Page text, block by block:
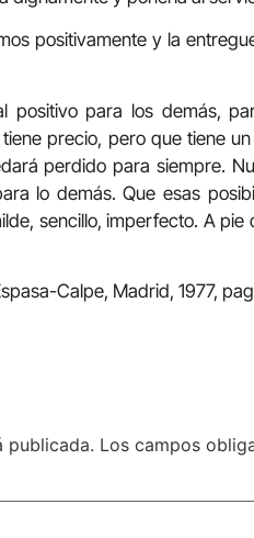
positivamente y la
positivo para los demás,
precio, pero que tiene
perdido para siempre.
lo demás. Que esas
sencillo, imperfecto. A
Calpe, Madrid, 1977,
publicada. Los campos